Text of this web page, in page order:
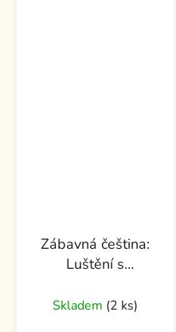
Zábavná čeština:
Luštění s
děti od 7 let
Skladem (2 ks)